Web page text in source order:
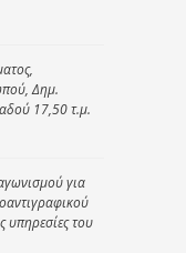
Δημ.
17,50 τ.μ.
για
υπηρεσίες του